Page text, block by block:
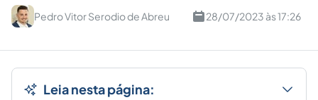
Pedro Vitor Serodio de Abreu 28/07/2023 às 17:26
Leia nesta página: